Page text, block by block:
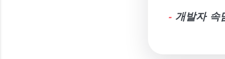
- 개발자 속